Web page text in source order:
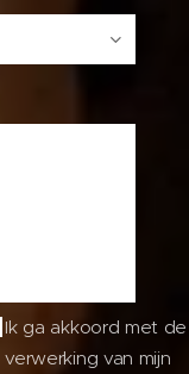
Ik ga akkoord met de
verwerking van mijn